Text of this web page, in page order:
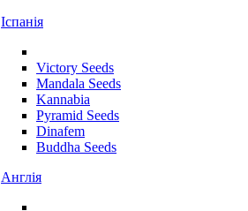
Іспанія
Victory Seeds
Mandala Seeds
Kannabia
Pyramid Seeds
Dinafem
Buddha Seeds
Англія